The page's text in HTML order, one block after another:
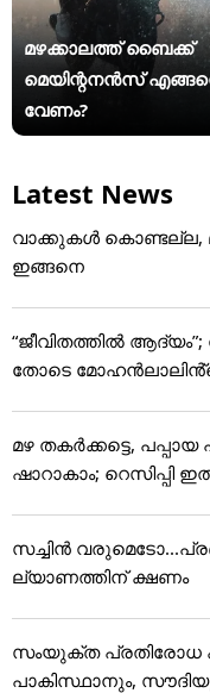
മഴക്കാലത്ത് ബൈക്ക്
മെയിന്റനൻസ്
വേണം?
Latest News
വാക്കുകൾ കൊണ്ടല്ല,
ഇങ്ങനെ
“ജീവിതത്തിൽ
തോടെ
മഴ തകർക്കട്ടെ,
ഷാറാകാം; റെസിപ്പി
സച്ചിന്‍
ല്യാണത്തിന് ക്ഷണം
സംയുക്ത പ്രതിരോധ
പാകിസ്ഥാനും,